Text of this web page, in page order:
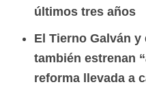
últimos tres años
El Tierno Galván
también estrenan
reforma llevada a